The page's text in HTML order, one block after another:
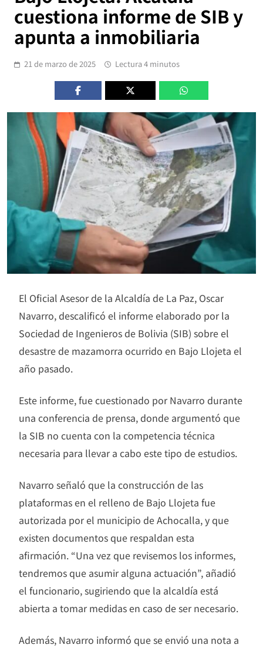
cuestiona informe de SIB y
apunta a inmobiliaria
21 de marzo de 2025 Lectura 4 minutos
El Oficial Asesor de la Alcaldía de La Paz, Oscar
Navarro, descalificó el informe elaborado por la
Sociedad de Ingenieros de Bolivia (SIB) sobre el
desastre de mazamorra ocurrido en Bajo Llojeta el
año pasado.
Este informe, fue cuestionado por Navarro durante
una conferencia de prensa, donde argumentó que
la SIB no cuenta con la competencia técnica
necesaria para llevar a cabo este tipo de estudios.
Navarro señaló que la construcción de las
plataformas en el relleno de Bajo Llojeta fue
autorizada por el municipio de Achocalla, y que
existen documentos que respaldan esta
afirmación. “Una vez que revisemos los informes,
tendremos que asumir alguna actuación”, añadió
el funcionario, sugiriendo que la alcaldía está
abierta a tomar medidas en caso de ser necesario.
Además, Navarro informó que se envió una nota a